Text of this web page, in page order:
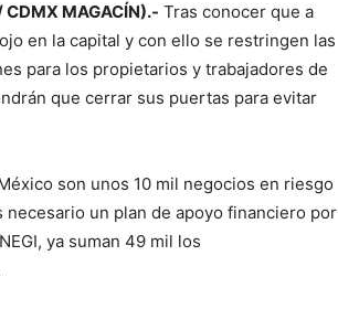
MAGACÍN).- Tras conocer que a
en la capital y con ello se restringen las
para los propietarios y trabajadores de
que cerrar sus puertas para evitar
son unos 10 mil negocios en riesgo
un plan de apoyo financiero por
ya suman 49 mil los